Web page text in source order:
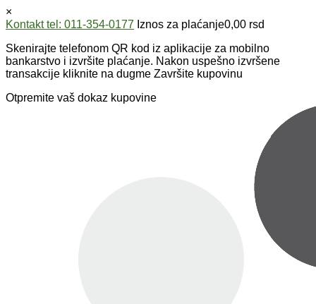
×
Kontakt tel: 011-354-0177 Iznos za plaćanje0,00 rsd
Skenirajte telefonom QR kod iz aplikacije za mobilno
bankarstvo i izvršite plaćanje. Nakon uspešno izvršene
transakcije kliknite na dugme Završite kupovinu
Otpremite vaš dokaz kupovine